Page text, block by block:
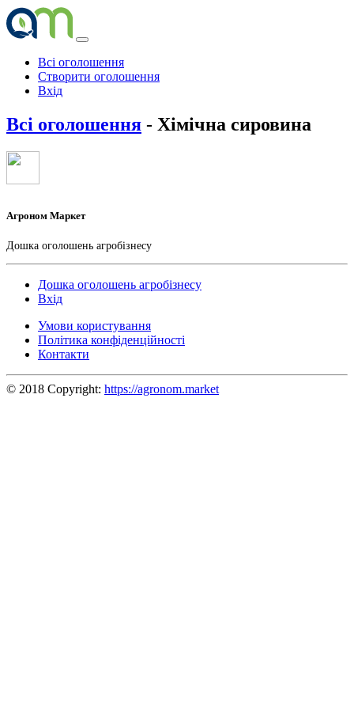
Всі оголошення
Створити оголошення
Вхід
Всі оголошення - Хімічна сировина
Агроном Маркет
Дошка оголошень агробізнесу
Дошка оголошень агробізнесу
Вхід
Умови користування
Політика конфіденційності
Контакти
© 2018 Copyright: https://agronom.market